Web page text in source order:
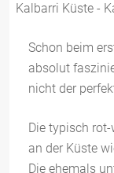
Schon beim
absolut
nicht der
Die typisch
an der Küste
Die ehemals